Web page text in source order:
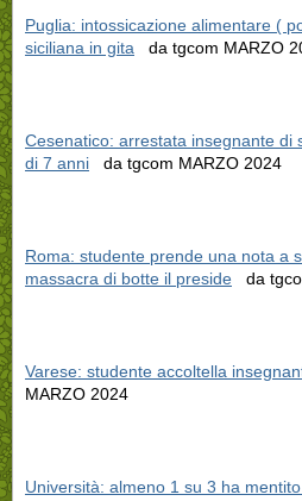
Puglia: intossicazione alimentare (
siciliana in gita da tgcom MARZO
Cesenatico: arrestata insegnante di
di 7 anni da tgcom MARZO 2024
Roma: studente prende una nota a
massacra di botte il preside da
Varese: studente accoltella
MARZO 2024
Università: almeno 1 su 3 ha